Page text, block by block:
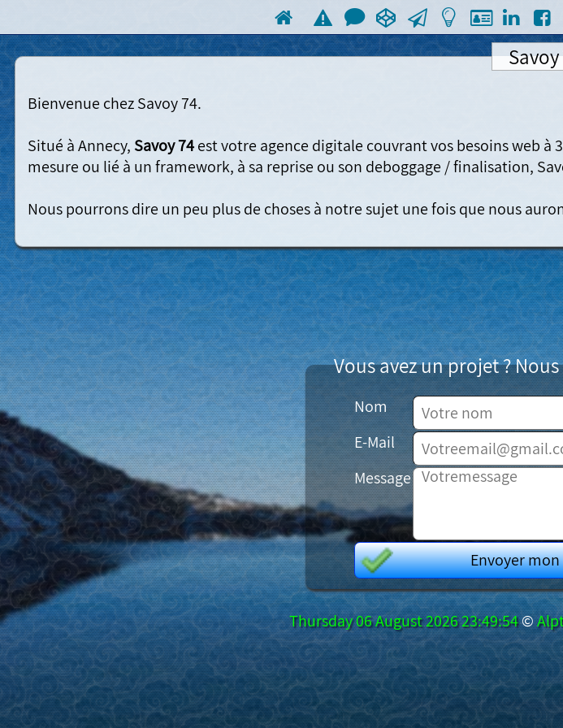
Bienvenue chez Savoy 74.
Situé à Annecy, Savoy 74 est votre agence digitale couvrant vos besoins web
mesure ou lié à un framework, à sa reprise ou son deboggage / finalisation,
Vous avez un projet ?
Nom
E-Mail
Message
Envoyer mon
Thursday 06 August 2026 23:49:54©